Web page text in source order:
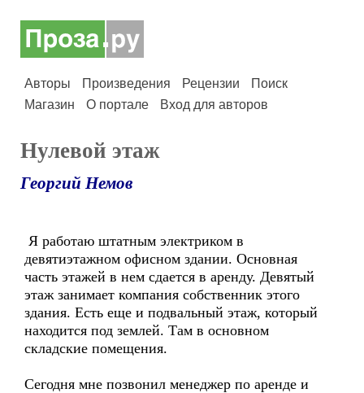
Авторы Произведения Рецензии
Поиск
Магазин
О портале Вход для авторов
Нулевой этаж
Георгий Немов
Я работаю штатным электриком в
девятиэтажном офисном здании. Основная
часть этажей в нем сдается в аренду. Девятый
этаж занимает компания собственник этого
здания. Есть еще и подвальный этаж, который
находится под землей. Там в основном
складские помещения.
Сегодня мне позвонил менеджер по аренде и